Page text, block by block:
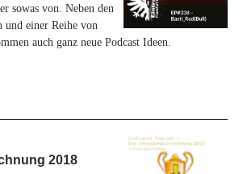
sowas von. Neben den
und einer Reihe von
auch ganz neue Podcast Ideen.
2018